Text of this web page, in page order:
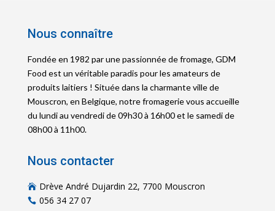
Nous connaître
Fondée en 1982 par une passionnée de fromage, GDM
Food est un véritable paradis pour les amateurs de
produits laitiers ! Située dans la charmante ville de
Mouscron, en Belgique, notre fromagerie vous accueille
du lundi au vendredi de 09h30 à 16h00 et le samedi de
08h00 à 11h00.
Nous contacter
 Drève André Dujardin 22, 7700 Mouscron
 056 34 27 07